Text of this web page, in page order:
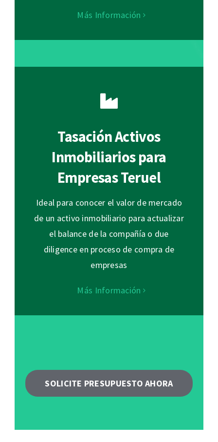
Más Información
Tasación Activos
Inmobiliarios para
Empresas Teruel
Ideal para conocer el valor de mercado
de un activo inmobiliario para actualizar
el balance de la compañía o due
diligence en proceso de compra de
empresas
Más Información
SOLICITE PRESUPUESTO AHORA